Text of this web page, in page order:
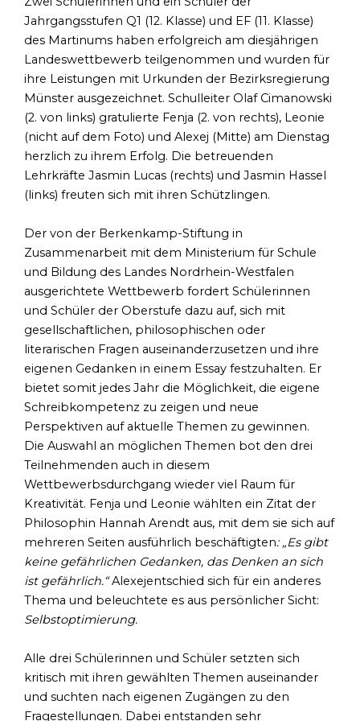
Jahrgangsstufen Q1 (12. Klasse) und EF (11. Klasse)
des Martinums haben erfolgreich am diesjährigen
Landeswettbewerb teilgenommen und wurden für
ihre Leistungen mit Urkunden der Bezirksregierung
Münster ausgezeichnet. Schulleiter Olaf Cimanowski
(2. von links) gratulierte Fenja (2. von rechts), Leonie
(nicht auf dem Foto) und Alexej (Mitte) am Dienstag
herzlich zu ihrem Erfolg. Die betreuenden
Lehrkräfte Jasmin Lucas (rechts) und Jasmin Hassel
(links) freuten sich mit ihren Schützlingen.
Der von der Berkenkamp-Stiftung in
Zusammenarbeit mit dem Ministerium für Schule
und Bildung des Landes Nordrhein-Westfalen
ausgerichtete Wettbewerb fordert Schülerinnen
und Schüler der Oberstufe dazu auf, sich mit
gesellschaftlichen, philosophischen oder
literarischen Fragen auseinanderzusetzen und ihre
eigenen Gedanken in einem Essay festzuhalten. Er
bietet somit jedes Jahr die Möglichkeit, die eigene
Schreibkompetenz zu zeigen und neue
Perspektiven auf aktuelle Themen zu gewinnen.
Die Auswahl an möglichen Themen bot den drei
Teilnehmenden auch in diesem
Wettbewerbsdurchgang wieder viel Raum für
Kreativität. Fenja und Leonie wählten ein Zitat der
Philosophin Hannah Arendt aus, mit dem sie sich auf
mehreren Seiten ausführlich beschäftigten: „Es gibt
keine gefährlichen Gedanken, das Denken an sich
ist gefährlich.“Alexejentschied sich für ein anderes
Thema und beleuchtete es aus persönlicher Sicht:
Selbstoptimierung.
Alle drei Schülerinnen und Schüler setzten sich
kritisch mit ihren gewählten Themen auseinander
und suchten nach eigenen Zugängen zu den
Fragestellungen. Dabei entstanden sehr